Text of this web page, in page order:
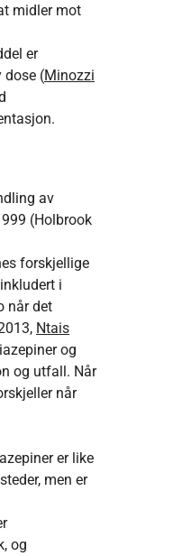
midler mot
er
dose (Minozzi
av
(Holbrook
forskjellige
i
når det
Ntais
og
og utfall. Når
når
er like
men er
og